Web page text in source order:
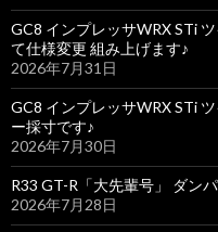
GC8 インプレッサWRX STi
て仕様変更 組み上げます♪
2026年7月31日
GC8 インプレッサWRX STi
ー採寸です♪
2026年7月30日
R33 GT-R「大先輩号」 ダン
2026年7月28日